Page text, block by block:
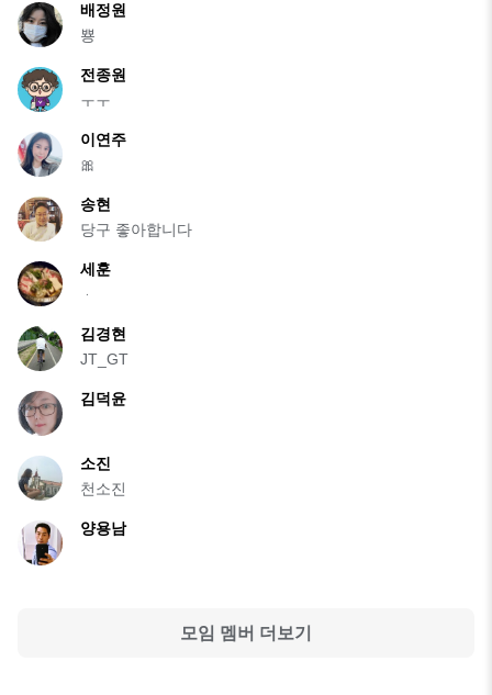
배정원
뿅
전종원
ㅜㅜ
이연주
🎀
송현
당구 좋아합니다
세훈
ᆞ
김경현
JT_GT
김덕윤
소진
천소진
양용남
모임 멤버 더보기